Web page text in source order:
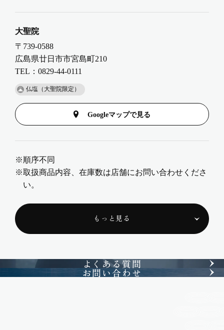
大聖院
〒739-0588
広島県廿日市市宮島町210
TEL：0829-44-0111
仏塩（大聖院限定）
Googleマップで見る
順序不同
取扱商品内容、在庫数は店舗にお問い合わせくださ
い。
もっと見る
よくある質問
お問い合わせ